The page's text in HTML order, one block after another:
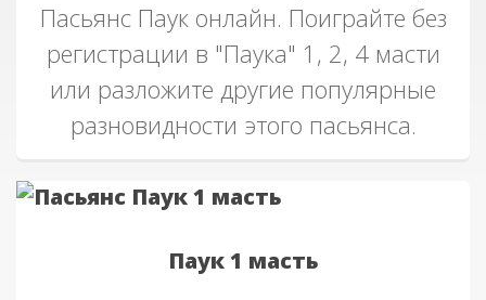
Пасьянс Паук онлайн. Поиграйте без
регистрации в "Паука" 1, 2, 4 масти
или разложите другие популярные
разновидности этого пасьянса.
Паук 1 масть